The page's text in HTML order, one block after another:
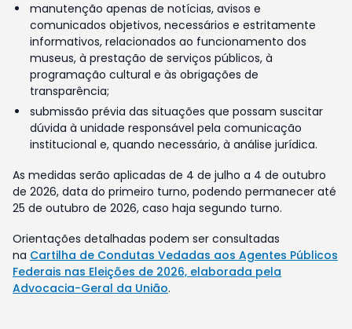
manutenção apenas de notícias, avisos e
comunicados objetivos, necessários e estritamente
informativos, relacionados ao funcionamento dos
museus, à prestação de serviços públicos, à
programação cultural e às obrigações de
transparência;
submissão prévia das situações que possam suscitar
dúvida à unidade responsável pela comunicação
institucional e, quando necessário, à análise jurídica.
As medidas serão aplicadas de 4 de julho a 4 de outubro
de 2026, data do primeiro turno, podendo permanecer até
25 de outubro de 2026, caso haja segundo turno.
Orientações detalhadas podem ser consultadas
na Cartilha de Condutas Vedadas aos Agentes Públicos
Federais nas Eleições de 2026, elaborada pela
Advocacia-Geral da União.